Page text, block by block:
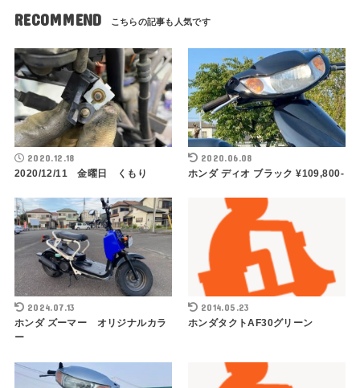
RECOMMEND
2020.12.18
2020/12/11 金曜日 くもり
2020.06.08
ホンダ ディオ ブラック ¥109,800-
2024.07.13
ホンダ ズーマー オリジナルカラ
ー
2014.05.23
ホンダタクトAF30グリーン